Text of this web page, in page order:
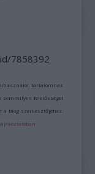
7858392
tartalomnak
semmilyen felelősséget
blog szerkesztőjéhez.